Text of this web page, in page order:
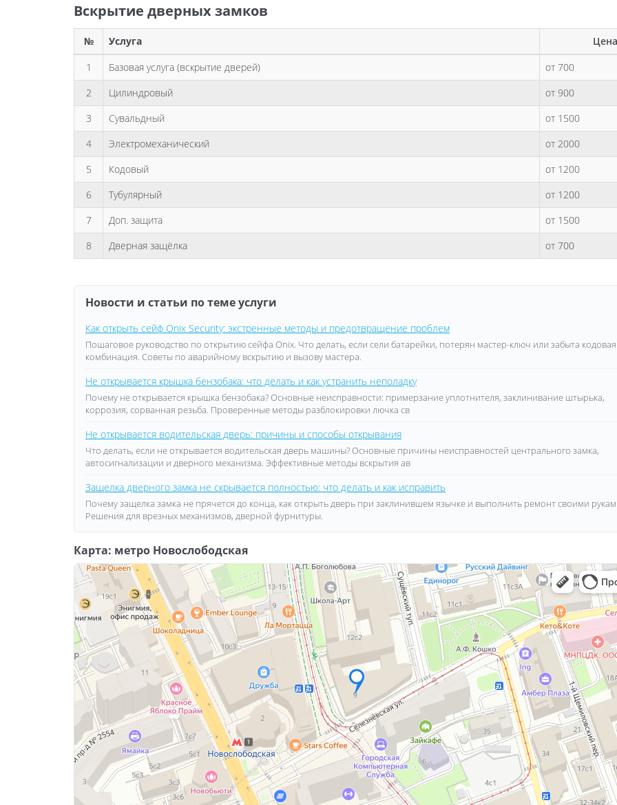
Вскрытие дверных замков
№ Услуга
1
Базовая услуга (вскрытие дверей)
от 700
2
Цилиндровый
от 900
3
Сувальдный
от 1500
4
Электромеханический
от 2000
5
Кодовый
от 1200
6
Тубулярный
от 1200
7
Доп. защита
от 1500
8
Дверная защёлка от 700
Новости и статьи по теме услуги
Как открыть сейф Onix Security: экстренные методы и предотвращение проблем
Пошаговое руководство по открытию сейфа Onix. Что делать, если сели батарейки, потерян мастер-ключ или забыта кодовая
комбинация. Советы по аварийному вскрытию и вызову мастера.
Не открывается крышка бензобака: что делать и как устранить неполадку
Почему не открывается крышка бензобака? Основные неисправности: примерзание уплотнителя, заклинивание штырька,
коррозия, сорванная резьба. Проверенные методы разблокировки лючка св
Не открывается водительская дверь: причины и способы открывания
Что делать, если не открывается водительская дверь машины? Основные причины неисправностей центрального замка,
автосигнализации и дверного механизма. Эффективные методы вскрытия ав
Защелка дверного замка не скрывается полностью: что делать и как исправить
Почему защелка замка не прячется до конца, как открыть дверь при заклинившем язычке и выполнить ремонт своими
Решения для врезных механизмов, дверной фурнитуры.
Карта: метро Новослободская